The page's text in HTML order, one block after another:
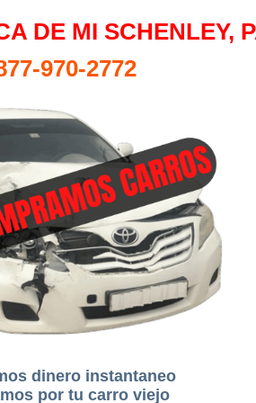
DE MI SCHENLEY,
970-2772
dinero instantaneo
por tu carro viejo